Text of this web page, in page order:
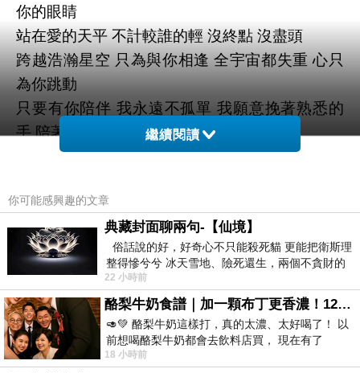
你的眼睛
站在愛的天平 不計較誰的輕 沒終點 沒盡頭
跨越浩瀚星空 只為與你相逢 全宇宙都失重 心只
為你跳動
只要有你陪伴 我永遠不孤單 我願意挽著熟悉的
手 陪著你笑看浮生如夢
織女星 倒映在瞳孔 苦與痛 消散在風中
繼續閱讀
你可能感興趣的文章
典藏封面聊兩句-【仙境】
俗話說的好，好奇心不只能殺死貓 更能把衛斯理
整得慘兮兮 冰天雪地、險死還生，兩個不貪財的
人尋什麼寶？ 人家追尋愛情還
22 小時前
酪梨牛奶食譜｜加一顆布丁更香濃！120秒完成飲料店級酪梨奶昔｜imami 旗艦豆漿機
🥑💚 酪梨牛奶這樣打，真的太濃、太好喝了！ 以
前想喝酪梨牛奶都會去飲料店買， 現在有了
imami 健康煮藝｜旗艦破壁智慧養生豆漿機，
18 小時前